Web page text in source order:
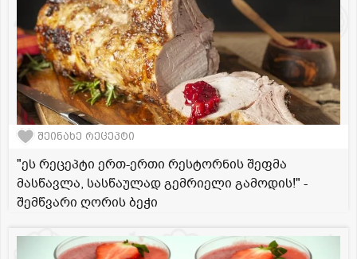
შეინახე რეცეპტი
"ეს რეცეპტი ერთ-ერთი რესტორნის შეფმა
მასწავლა, სასწაულად გემრიელი გამოდის!" -
შემწვარი ღორის ბეჭი